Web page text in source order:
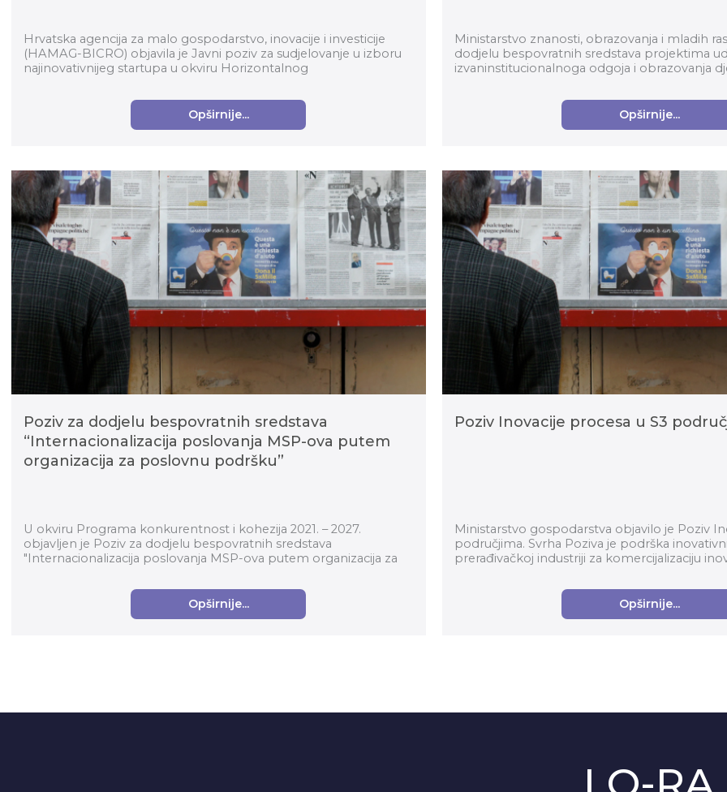
Hrvatska agencija za malo gospodarstvo, inovacije i investicije
(HAMAG-BICRO) objavila je Javni poziv za sudjelovanje u izboru
najinovativnijeg startupa u okviru Horizontalnog
Opširnije...
Ministarstvo znanosti, obrazovanja i mladih
dodjelu bespovratnih sredstava projektima
izvaninstitucionalnoga odgoja i obrazovanja
Opširnije...
Poziv za dodjelu bespovratnih sredstava
“Internacionalizacija poslovanja MSP-ova putem
organizacija za poslovnu podršku”
U okviru Programa konkurentnost i kohezija 2021. – 2027.
objavljen je Poziv za dodjelu bespovratnih sredstava
"Internacionalizacija poslovanja MSP-ova putem organizacija za
Opširnije...
Poziv Inovacije procesa u S3
Ministarstvo gospodarstva objavilo je Poziv
područjima. Svrha Poziva je podrška
prerađivačkoj industriji za komercijalizaciju
Opširnije...